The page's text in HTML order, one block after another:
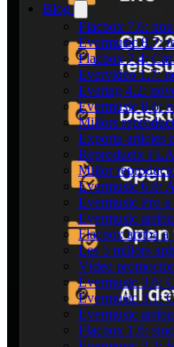
Blog
Flacbox 7.6:
Evermusic 8.7:
Flacbox 7.4:
Evervideo 1.7:
Evertag 4.2:
Evermusic 8.6:
Millors
Exporta articles
Reprodueix
Millor
Evermusic 6.8:
Evermusic Pro
Evermusic
Flacbox arriba a
Les 5 millors
Vídeo
Evermusic 3.6:
Evermusic 3.1:
Evermusic
Flacbox 1.6: